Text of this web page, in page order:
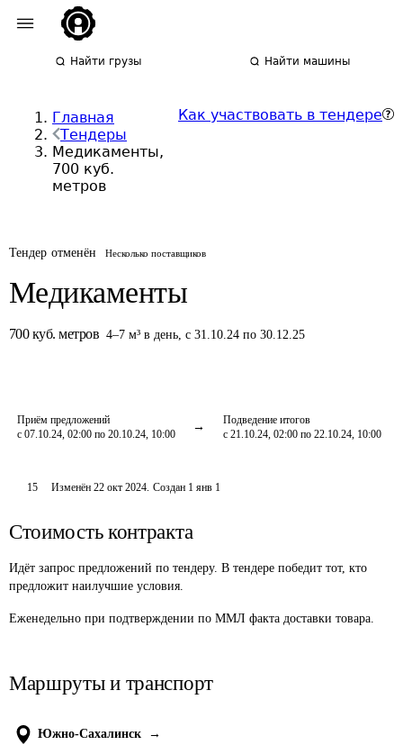
Найти грузы Найти машины
Главная
Тендеры
Медикаменты,
700 куб.
метров
Как участвовать в тендере
Тендер отменён Несколько поставщиков
Медикаменты
700 куб. метров 4–7 м³ в день,с 31.10.24 по 30.12.25
Приём предложений
с 07.10.24, 02:00 по 20.10.24, 10:00
Подведение итогов
с 21.10.24, 02:00 по 22.10.24, 10:00
15 Изменён22 окт 2024. Создан 1 янв 1
Стоимость контракта
Идёт запрос предложений по тендеру. В тендере победит тот, кто
предложит наилучшие условия.
Еженедельно при подтверждении по ММЛ факта доставки товара.
Маршруты и транспорт
Южно-Сахалинск →